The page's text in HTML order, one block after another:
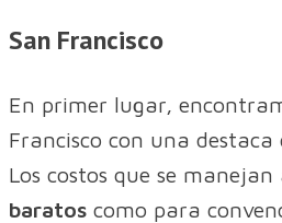
San Francisco
En primer lugar,
Francisco con una
Los costos que se
baratos como para